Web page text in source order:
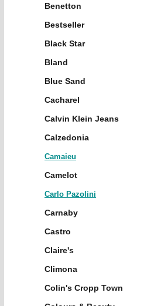
Benetton
Bestseller
Black Star
Bland
Blue Sand
Cacharel
Calvin Klein Jeans
Calzedonia
Camaieu
Camelot
Carlo Pazolini
Carnaby
Castro
Claire's
Climona
Colin's Cropp Town